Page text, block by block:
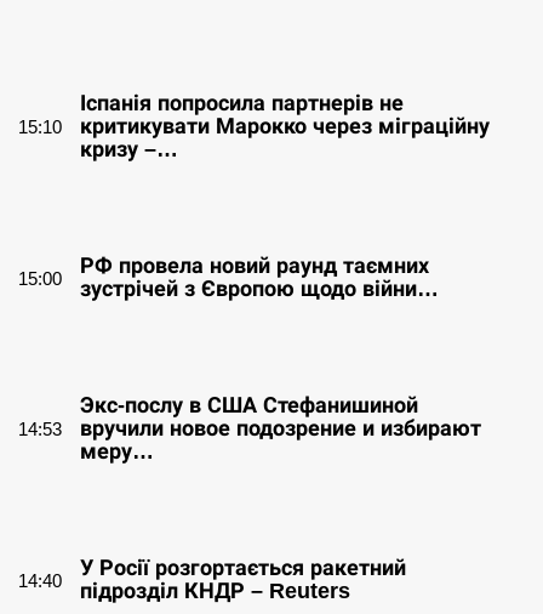
15:10
Іспанія попросила партнерів не
критикувати Марокко через міграційну
кризу –…
15:00
РФ провела новий раунд таємних
зустрічей з Європою щодо війни…
14:53
Экс-послу в США Стефанишиной
вручили новое подозрение и избирают
меру…
14:40
У Росії розгортається ракетний
підрозділ КНДР – Reuters